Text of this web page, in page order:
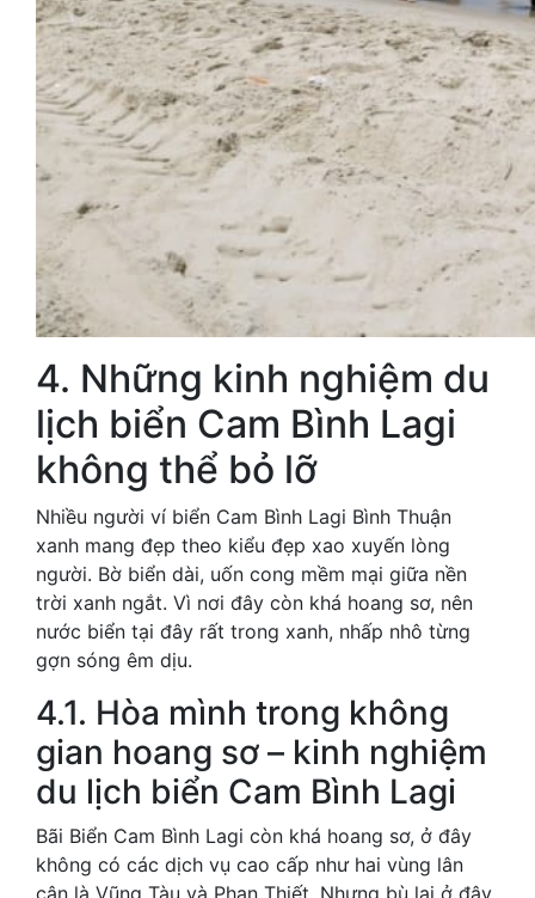
4. Những kinh nghiệm du
lịch biển Cam Bình Lagi
không thể bỏ lỡ
Nhiều người ví biển Cam Bình Lagi Bình Thuận
xanh mang đẹp theo kiểu đẹp xao xuyến lòng
người. Bờ biển dài, uốn cong mềm mại giữa nền
trời xanh ngắt. Vì nơi đây còn khá hoang sơ, nên
nước biển tại đây rất trong xanh, nhấp nhô từng
gợn sóng êm dịu.
4.1. Hòa mình trong không
gian hoang sơ – kinh nghiệm
du lịch biển Cam Bình Lagi
Bãi Biển Cam Bình Lagi còn khá hoang sơ, ở đây
không có các dịch vụ cao cấp như hai vùng lân
cận là Vũng Tàu và Phan Thiết. Nhưng bù lại ở đây